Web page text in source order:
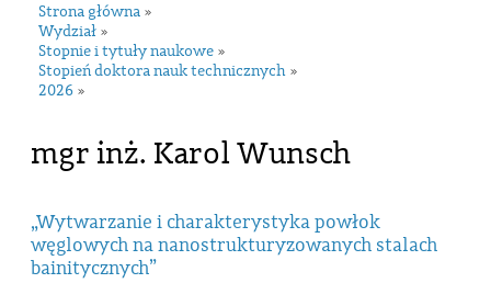
Strona główna »
Wydział »
Stopnie i tytuły naukowe »
Stopień doktora nauk technicznych »
2026 »
mgr inż. Karol Wunsch
„Wytwarzanie i charakterystyka powłok
węglowych na nanostrukturyzowanych stalach
bainitycznych”